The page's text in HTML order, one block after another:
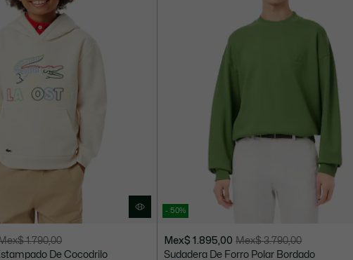
1.790,00
De Cocodrilo
- 50%
Mex$ 1.895,00
Precio
Mex$ 3.790,00
Precio
Sudadera De Forro Polar Bordado